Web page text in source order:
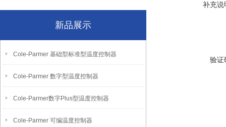
新品展示
Cole-Parmer 基础型标准型温度控制器
Cole-Parmer 数字型温度控制器
Cole-Parmer数字Plus型温度控制器
Cole-Parmer 可编温度控制器
补充说
验证